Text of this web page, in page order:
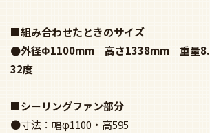
■組み合わせたときのサイズ
●外径Φ1100mm 高さ1338mm 重量
32度
■シーリングファン部分
●寸法：幅φ1100・高595